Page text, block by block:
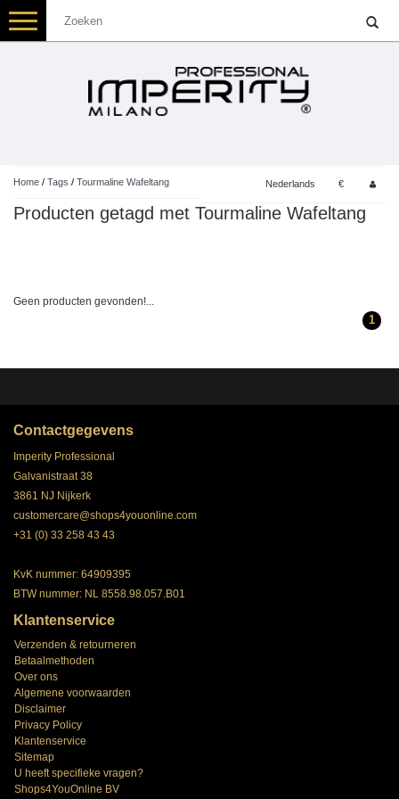
Toggle
navigation
Home / Tags / Tourmaline Wafeltang Nederlands €
Producten getagd met Tourmaline Wafeltang
Geen producten gevonden!...
1
Contactgegevens
Imperity Professional
Galvanistraat 38
3861 NJ Nijkerk
customercare@shops4youonline.com
+31 (0) 33 258 43 43
KvK nummer: 64909395
BTW nummer: NL 8558.98.057.B01
Klantenservice
Verzenden & retourneren
Betaalmethoden
Over ons
Algemene voorwaarden
Disclaimer
Privacy Policy
Klantenservice
Sitemap
U heeft specifieke vragen?
Shops4YouOnline BV